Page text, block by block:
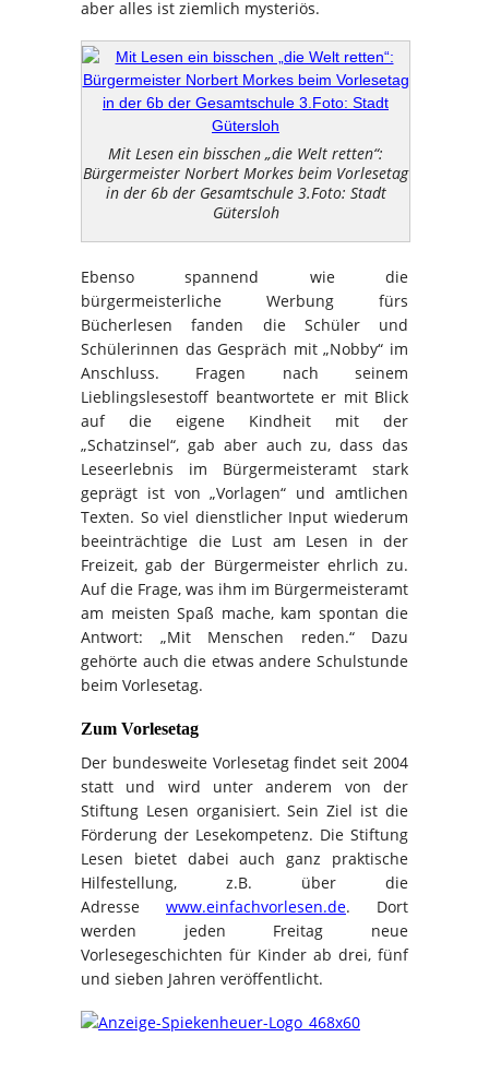
aber alles ist ziemlich mysteriös.
Mit Lesen ein bisschen „die Welt retten“:
Bürgermeister Norbert Morkes beim Vorlesetag
in der 6b der Gesamtschule 3.Foto: Stadt
Gütersloh
Ebenso spannend wie die
bürgermeisterliche Werbung fürs
Bücherlesen fanden die Schüler und
Schülerinnen das Gespräch mit „Nobby“ im
Anschluss. Fragen nach seinem
Lieblingslesestoff beantwortete er mit Blick
auf die eigene Kindheit mit der
„Schatzinsel“, gab aber auch zu, dass das
Leseerlebnis im Bürgermeisteramt stark
geprägt ist von „Vorlagen“ und amtlichen
Texten. So viel dienstlicher Input wiederum
beeinträchtige die Lust am Lesen in der
Freizeit, gab der Bürgermeister ehrlich zu.
Auf die Frage, was ihm im Bürgermeisteramt
am meisten Spaß mache, kam spontan die
Antwort: „Mit Menschen reden.“ Dazu
gehörte auch die etwas andere Schulstunde
beim Vorlesetag.
Zum Vorlesetag
Der bundesweite Vorlesetag findet seit 2004
statt und wird unter anderem von der
Stiftung Lesen organisiert. Sein Ziel ist die
Förderung der Lesekompetenz. Die Stiftung
Lesen bietet dabei auch ganz praktische
Hilfestellung, z.B. über die
Adresse www.einfachvorlesen.de. Dort
werden jeden Freitag neue
Vorlesegeschichten für Kinder ab drei, fünf
und sieben Jahren veröffentlicht.